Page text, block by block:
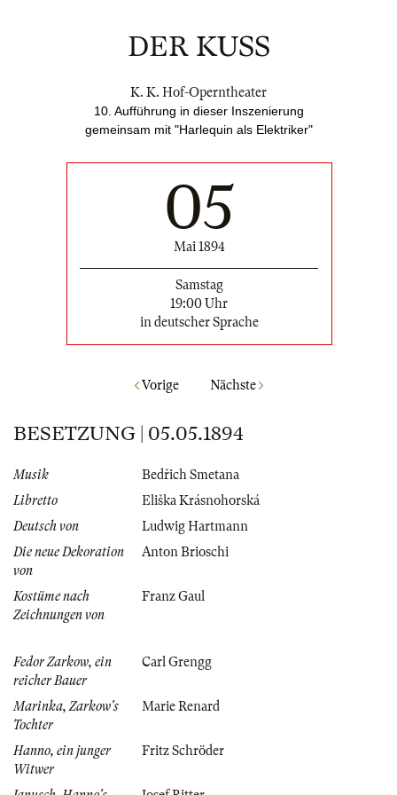
DER KUSS
K. K. Hof-Operntheater
10. Aufführung in dieser Inszenierung
gemeinsam mit "Harlequin als Elektriker"
05
Mai 1894
Samstag
19:00 Uhr
in deutscher Sprache
Vorige Nächste
BESETZUNG | 05.05.1894
Musik
Bedřich Smetana
Libretto
Eliška Krásnohorská
Deutsch von
Ludwig Hartmann
Die neue Dekoration
von
Anton Brioschi
Kostüme nach
Zeichnungen von
Franz Gaul
Fedor Zarkow, ein
reicher Bauer
Carl Grengg
Marinka, Zarkow's
Tochter
Marie Renard
Hanno, ein junger
Witwer
Fritz Schröder